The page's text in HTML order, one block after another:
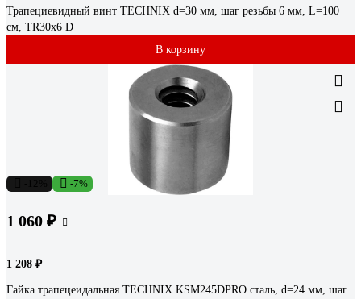
Трапециевидный винт TECHNIX d=30 мм, шаг резьбы 6 мм, L=100
см, TR30х6 D
В корзину
-7%
1 060 ₽
1 208 ₽
Гайка трапецеидальная TECHNIX KSM245DPRO сталь, d=24 мм, шаг